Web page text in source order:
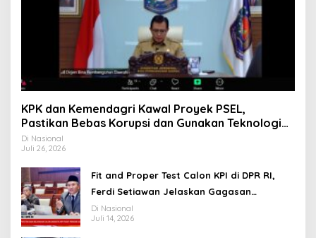
KPK dan Kemendagri Kawal Proyek PSEL,
Pastikan Bebas Korupsi dan Gunakan Teknologi
Ramah Lingkungan
Di Nasional
Juli 26, 2026
Fit and Proper Test Calon KPI di DPR RI,
Ferdi Setiawan Jelaskan Gagasan
Transformasi Menuju Ekosistem Penyiaran
yang Adaptif
Di Nasional
Juli 14, 2026